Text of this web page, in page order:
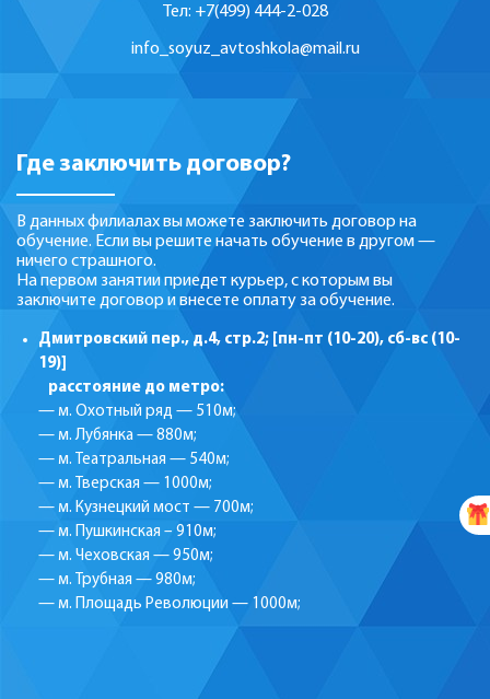
Тел: +7(499) 444-2-028
info_soyuz_avtoshkola@mail.ru
Где заключить договор?
В данных филиалах вы можете заключить договор на
обучение. Если вы решите начать обучение в другом —
ничего страшного.
На первом занятии приедет курьер, с которым вы
заключите договор и внесете оплату за обучение.
Дмитровский пер., д.4, стр.2; [пн-пт (10-20), сб-вс (10-
19)]
расстояние до метро:
— м. Охотный ряд — 510м;
— м. Лубянка — 880м;
— м. Театральная — 540м;
— м. Тверская — 1000м;
— м. Кузнецкий мост — 700м;
— м. Пушкинская – 910м;
— м. Чеховская — 950м;
— м. Трубная — 980м;
— м. Площадь Революции — 1000м;